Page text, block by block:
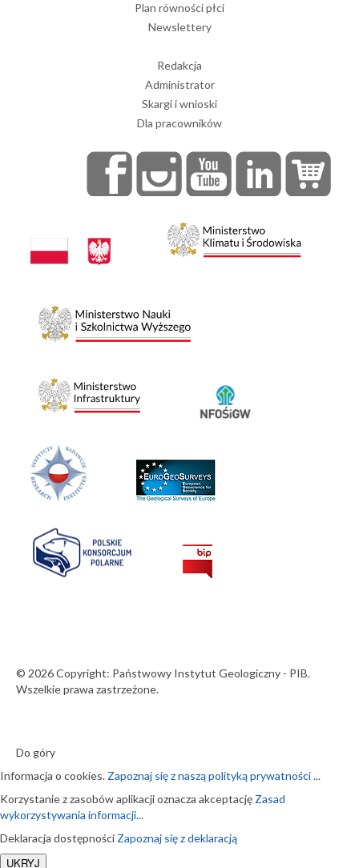
Plan równości płci
Newslettery
Redakcja
Administrator
Skargi i wnioski
Dla pracowników
© 2026 Copyright: Państwowy Instytut Geologiczny - PIB.
Wszelkie prawa zastrzeżone.
Do góry
Informacja o cookies. Zapoznaj się z naszą polityką prywatności ...
Korzystanie z zasobów aplikacji oznacza akceptację Zasad
wykorzystywania informacji...
Deklaracja dostępności Zapoznaj się z deklaracją